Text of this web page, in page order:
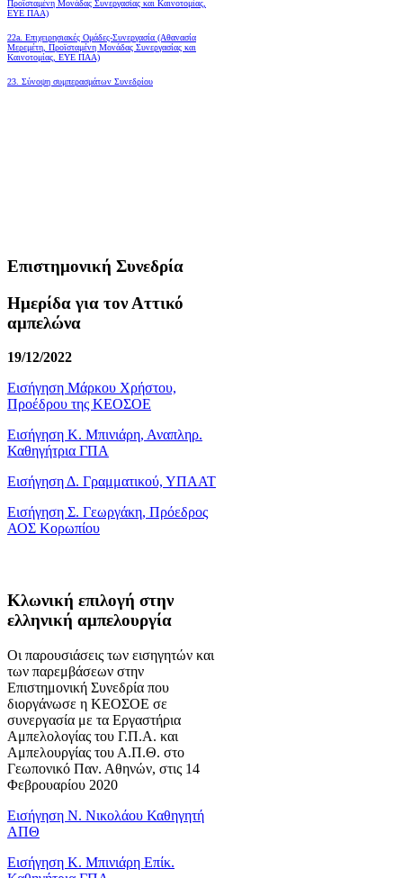
Προϊσταμένη Μονάδας Συνεργασίας και Καινοτομίας,
ΕΥΕ ΠΑΑ)
22a. Επιχειρησιακές Ομάδες-Συνεργασία (Αθανασία
Μερεμέτη, Προϊσταμένη Μονάδας Συνεργασίας και
Καινοτομίας, ΕΥΕ ΠΑΑ)
23. Σύνοψη συμπερασμάτων Συνεδρίου
Επιστημονική Συνεδρία
Ημερίδα για τον Αττικό
αμπελώνα
19/12/2022
Εισήγηση Μάρκου Χρήστου,
Προέδρου της ΚΕΟΣΟΕ
Εισήγηση Κ. Μπινιάρη, Αναπληρ.
Καθηγήτρια ΓΠΑ
Εισήγηση Δ. Γραμματικού, ΥΠΑΑΤ
Εισήγηση Σ. Γεωργάκη, Πρόεδρος
ΑΟΣ Κορωπίου
Κλωνική επιλογή στην
ελληνική αμπελουργία
Οι παρουσιάσεις των εισηγητών και
των παρεμβάσεων στην
Επιστημονική Συνεδρία που
διοργάνωσε η ΚΕΟΣΟΕ σε
συνεργασία με τα Εργαστήρια
Αμπελολογίας του Γ.Π.Α. και
Αμπελουργίας του Α.Π.Θ. στο
Γεωπονικό Παν. Αθηνών, στις 14
Φεβρουαρίου 2020
Εισήγηση Ν. Νικολάου Καθηγητή
ΑΠΘ
Εισήγηση Κ. Μπινιάρη Επίκ.